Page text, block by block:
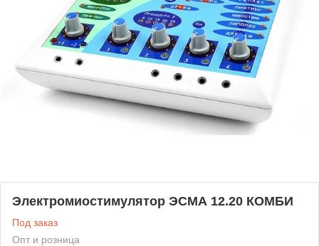
Электромиостимулятор ЭСМА 12.20 КОМБИ
Под заказ
Опт и розница